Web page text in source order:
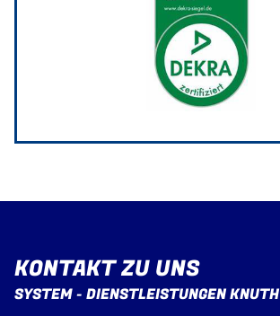
KONTAKT ZU UNS
SYSTEM - DIENSTLEISTUNGEN KNUTH